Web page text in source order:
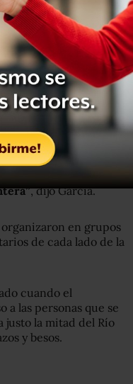
el último de este tipo
por las
paso en las políticas
cancelarlas.
de Donald
, dijo García.
en grupos
de cada lado de la
cuando el
a las personas que se
justo la mitad del Río
y besos.